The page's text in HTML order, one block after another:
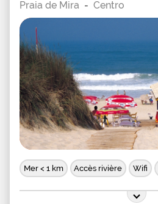
Praia de Mira - Centro
Mer < 1 km Accès rivière Wifi